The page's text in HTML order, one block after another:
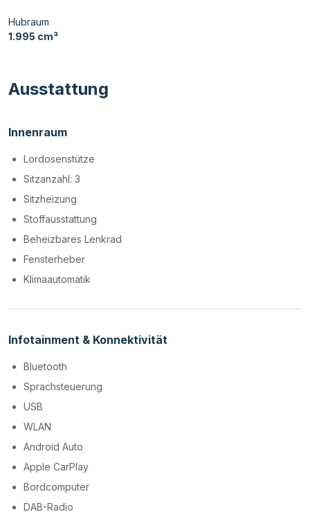
Hubraum
1.995 cm³
Ausstattung
Innenraum
Lordosenstütze
Sitzanzahl: 3
Sitzheizung
Stoffausstattung
Beheizbares Lenkrad
Fensterheber
Klimaautomatik
Infotainment & Konnektivität
Bluetooth
Sprachsteuerung
USB
WLAN
Android Auto
Apple CarPlay
Bordcomputer
DAB-Radio